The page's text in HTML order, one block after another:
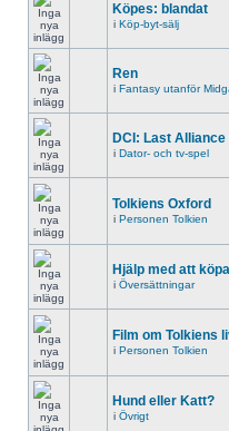
Köpes: blandat
i Köp-byt-sälj
Ren
i Fantasy utanför
DCI: Last Alliance
i Dator- och tv-spel
Tolkiens Oxford
i Personen Tolkien
Hjälp med att
i Översättningar
Film om Tolkiens
i Personen Tolkien
Hund eller Katt?
i Övrigt